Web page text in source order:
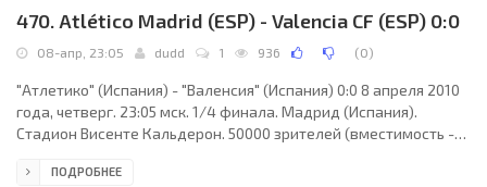
470. Atlético Madrid (ESP) - Valencia CF (ESP) 0:0
08-апр, 23:05 dudd 1 936 (0)
"Атлетико" (Испания) - "Валенсия" (Испания) 0:0 8 апреля 2010
года, четверг. 23:05 мск. 1/4 финала. Мадрид (Испания).
Стадион Висенте Кальдерон. 50000 зрителей (вместимость -
"Атлетико": Давид де Хеа, Антонио Лопес, Гутьеррес Хуанито,
ПОДРОБНЕЕ